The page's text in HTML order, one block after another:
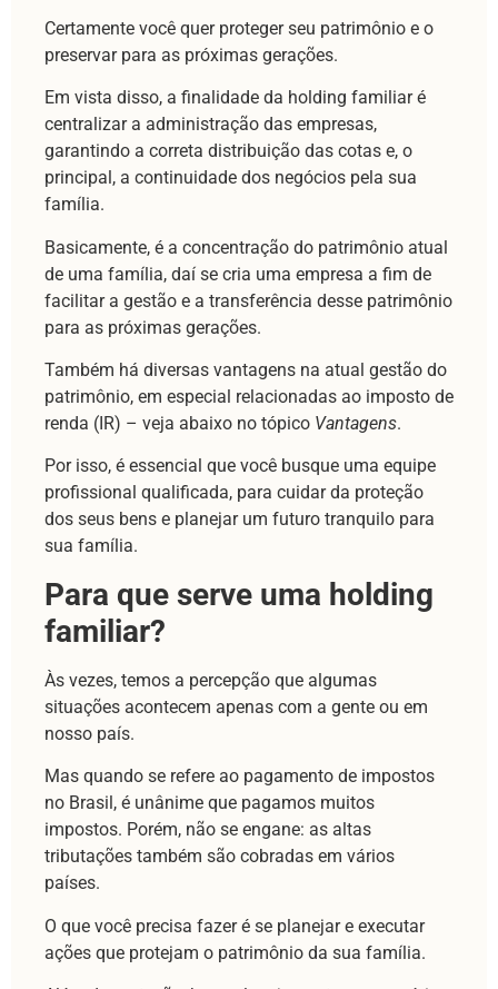
Certamente você quer proteger seu patrimônio e o
preservar para as próximas gerações.
Em vista disso, a finalidade da holding familiar é
centralizar a administração das empresas,
garantindo a correta distribuição das cotas e, o
principal, a continuidade dos negócios pela sua
família.
Basicamente, é a concentração do patrimônio atual
de uma família, daí se cria uma empresa a fim de
facilitar a gestão e a transferência desse patrimônio
para as próximas gerações.
Também há diversas vantagens na atual gestão do
patrimônio, em especial relacionadas ao imposto de
renda (IR) – veja abaixo no tópico Vantagens.
Por isso, é essencial que você busque uma equipe
profissional qualificada, para cuidar da proteção
dos seus bens e planejar um futuro tranquilo para
sua família.
Para que serve uma holding
familiar?
Às vezes, temos a percepção que algumas
situações acontecem apenas com a gente ou em
nosso país.
Mas quando se refere ao pagamento de impostos
no Brasil, é unânime que pagamos muitos
impostos. Porém, não se engane: as altas
tributações também são cobradas em vários
países.
O que você precisa fazer é se planejar e executar
ações que protejam o patrimônio da sua família.